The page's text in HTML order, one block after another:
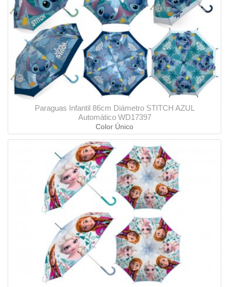
Paraguas Infantil 86cm Diámetro STITCH AZUL
Automático WD17397
Color Único